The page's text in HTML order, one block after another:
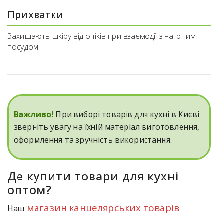
Прихватки
Захищають шкіру від опіків при взаємодії з нагрітим
посудом.
Важливо! При виборі товарів для кухні в Києві
зверніть увагу на їхній матеріал виготовлення,
оформлення та зручність використання.
Де купити товари для кухні
оптом?
Наш магазин канцелярських товарів